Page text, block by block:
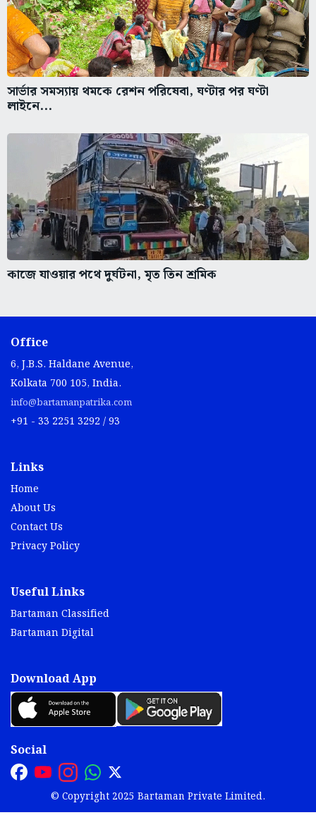
সার্ভার সমস্যায় থমকে রেশন পরিষেবা, ঘণ্টার পর ঘণ্টা
লাইনে...
কাজে যাওয়ার পথে দুর্ঘটনা, মৃত তিন শ্রমিক
Office
6, J.B.S. Haldane Avenue,
Kolkata 700 105, India.
info@bartamanpatrika.com
+91 - 33 2251 3292 / 93
Links
Home
About Us
Contact Us
Privacy Policy
Useful Links
Bartaman Classified
Bartaman Digital
Download App
Social
© Copyright 2025 Bartaman Private Limited.